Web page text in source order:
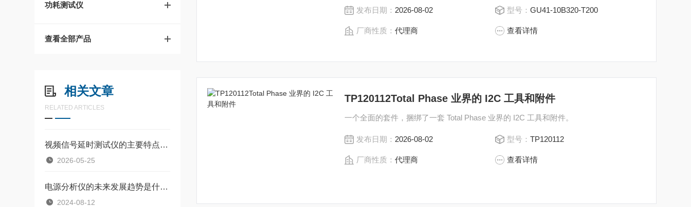
功耗测试仪
查看全部产品
相关文章
RELATED ARTICLES
视频信号延时测试仪的主要特点：精准测量，助力系统优化
2026-05-25
电源分析仪的未来发展趋势是什么？
2024-08-12
发布日期： 2026-08-02 型号： GU41-10B320-T200
厂商性质：代理商 查看详情
TP120112Total Phase 业界的 I2C 工具和附件
一个全面的套件，捆绑了一套 Total Phase 业界的 I2C 工具和附件。
发布日期： 2026-08-02 型号： TP120112
厂商性质：代理商 查看详情